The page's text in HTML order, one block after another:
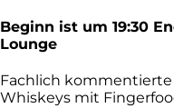
Beginn ist um 19:30
Lounge
Fachlich
Whiskeys mit